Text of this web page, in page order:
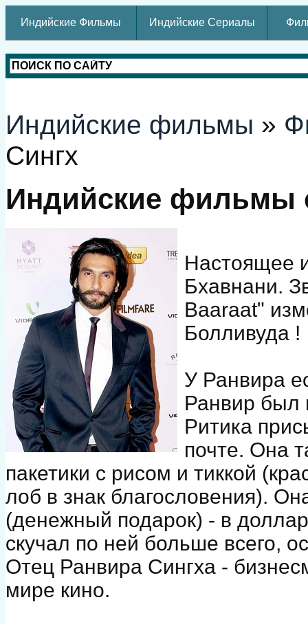
Индийские Фильмы Индийские Сериалы
Индийские фильмы »
Сингх
Индийские фильмы
Настоящее
Бхавнани.
Baaraat"
Болливуда !
У Ранвира
Ранвир был
Ритика
почте. Она
пакетики с рисом и тиккой
лоб в знак благословения).
(денежный подарок) - в
скучал по ней больше всего,
Отец Ранвира Сингха -
мире кино.